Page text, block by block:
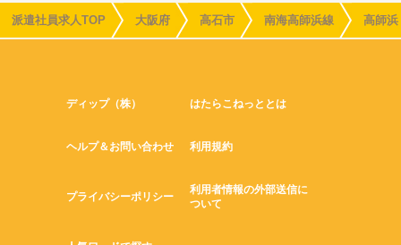
派遣社員求人TOP 大阪府 高石市 南海高師浜線 高師浜
ディップ（株） はたらこねっととは
ヘルプ＆お問い合わせ 利用規約
プライバシーポリシー
利用者情報の外部送信に
ついて